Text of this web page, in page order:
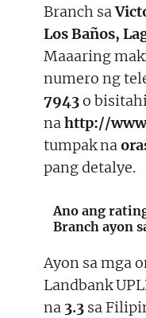
Branch sa
Los Baños,
Maaaring
numero ng
7943o
nahttp://
tumpak na
pang detalye.
Ano ang
Branch ayon
Ayon sa mga
Landbank
na 3.3 sa